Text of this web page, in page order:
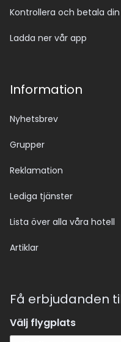
Kontrollera och betala
Ladda ner vår app
Information
Nyhetsbrev
Grupper
Reklamation
Lediga tjänster
Lista över alla våra hotell
Artiklar
Få erbjudanden
Välj flygplats